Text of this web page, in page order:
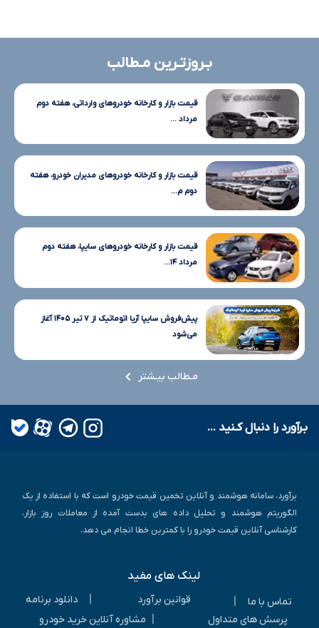
بـروزتـرین مـطالب
قیمت بازار و کارخانه خودروهای وارداتی، هفته دوم
مرداد ...
قیمت بازار و کارخانه خودروهای مدیران خودرو، هفته
دوم م...
قیمت بازار و کارخانه خودروهای سایپا، هفته دوم
مرداد ۱۴...
پیش‌فروش سایپا آریا اتوماتیک از ۷ تیر ۱۴۰۵ آغاز
می‌شود
مـطالب بیـشتر
بـرآورد را دنبال کـنید ...
برآورد، سامانه هوشمند و آنلاین تخمین قیمت خودرو است که با استفاده از یک
الگوریتم هوشمند و تحلیل داده های بدست آمده از معاملات روز بازار،
کارشناسی آنلاین قیمت خودرو را با کمترین خطا انجام می دهد.
لینک های مفید
تماس با ما قوانین برآورد
دانلود برنامه
پرسش های متداول
مشاوره آنلاین خرید خودرو